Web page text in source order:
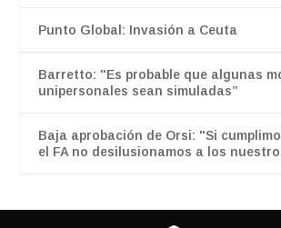
Punto Global: Invasión a Ceuta
Barretto: "Es probable que algunas
unipersonales sean simuladas”
Baja aprobación de Orsi: "Si
el FA no desilusionamos a los